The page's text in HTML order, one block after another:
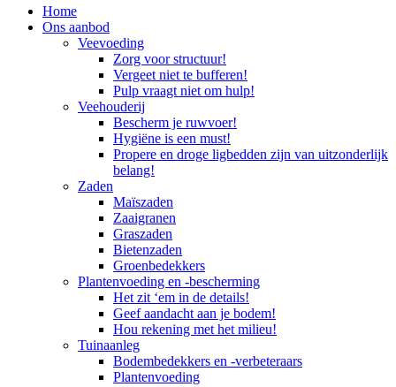
Home
Ons aanbod
Veevoeding
Zorg voor structuur!
Vergeet niet te bufferen!
Pulp vraagt niet om hulp!
Veehouderij
Bescherm je ruwvoer!
Hygiëne is een must!
Propere en droge ligbedden zijn van uitzonderlijk
belang!
Zaden
Maïszaden
Zaaigranen
Graszaden
Bietenzaden
Groenbedekkers
Plantenvoeding en -bescherming
Het zit ‘em in de details!
Geef aandacht aan je bodem!
Hou rekening met het milieu!
Tuinaanleg
Bodembedekkers en -verbeteraars
Plantenvoeding